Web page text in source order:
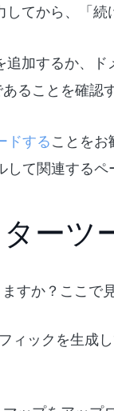
てから、「続
加するか、
ることを確認
ドすることを
て関連するペ
ーツ
すか？ここで
ックを生成